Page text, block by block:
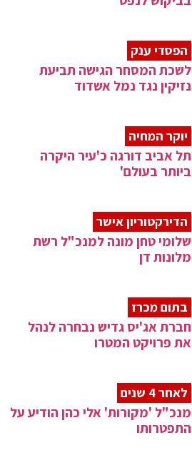
הפסדי ענק
לשכת המסחר הגישה תביעת
נזיקין נגד נמל אשדוד
יוקר המחיה
תל אביב דורגה כ'עיר היקרה
ביותר בעולם'
הדירקטוריון אישר
שלומי טחן מונה למנכ"ל רשת
מלונות דן
בתום מכרז
חברת אג'יס גדיש נבחרה לנהל
את פרויקט המטרו
לאחר 4 שנים
מנכ"ל 'מקורות' אלי כהן הודיע על
התפטרותו